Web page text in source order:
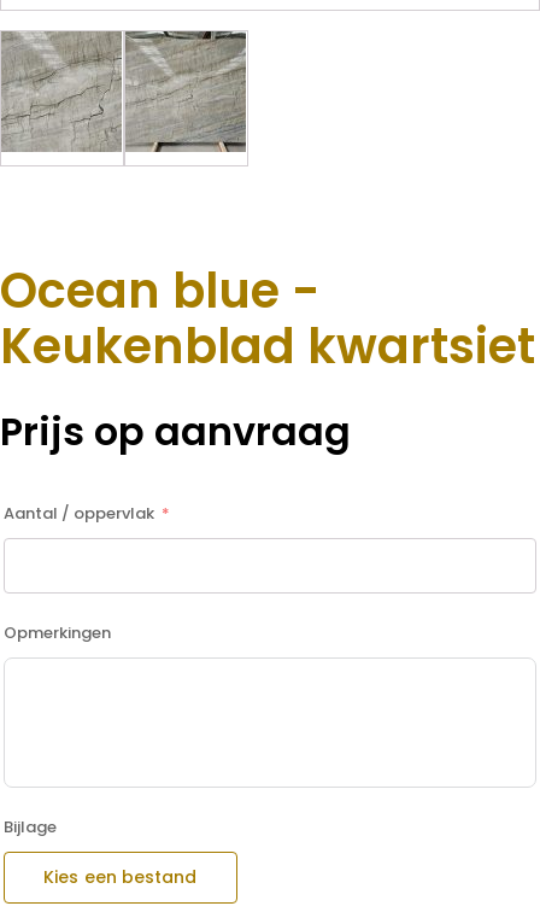
Ocean blue -
Keukenblad kwartsiet
Prijs op aanvraag
Aantal / oppervlak
Opmerkingen
Bijlage
Kies een bestand